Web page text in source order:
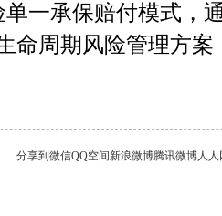
一承保赔付模式，
命周期风险管理方
分享到 微信QQ空间新浪微博腾讯微博人人